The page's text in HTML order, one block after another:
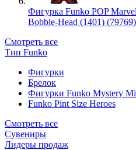
Фигурка Funko POP
Bobble-Head (1401)
Смотреть все
Тип Funko
Фигурки
Брелок
Фигурки Funko Mystery
Funko Pint Size Heroes
Смотреть все
Сувениры
Лидеры продаж